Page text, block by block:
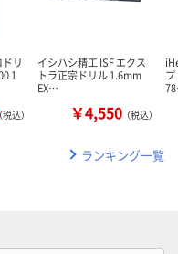
リ
1
（税込）
イシハシ精工 ISF エクス
トラ正宗ドリル 1.6mm
EX…
￥4,550 （税込）
ランキング一覧